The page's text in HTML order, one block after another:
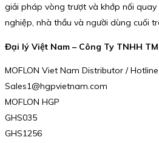
giải pháp vòng trượt và khớp nối
nghiệp, nhà thầu và người dùng cuối
Đại lý Việt Nam – Công Ty TNHH
MOFLON Viet Nam Distributor /
Sales1@hgpvietnam.com
MOFLON HGP
GHS035
GHS1256